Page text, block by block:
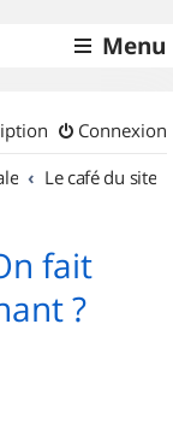
Menu
Connexion
Le café du site
fait
?